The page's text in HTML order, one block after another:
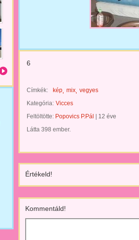
6
Címkék: kép mix vegyes
Kategória: Vicces
Feltöltötte: Popovics P.Pál
12 éve
Látta 398 ember.
Értékeld!
Kommentáld!